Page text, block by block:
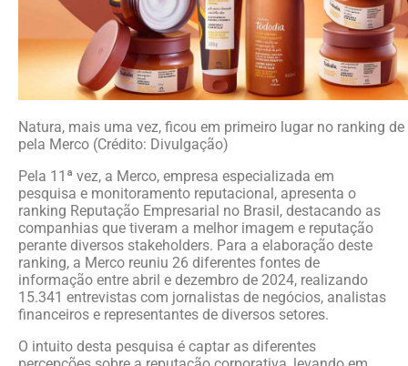
Natura, mais uma vez, ficou em primeiro lugar no ranking
pela Merco (Crédito: Divulgação)
Pela 11ª vez, a Merco, empresa especializada em
pesquisa e monitoramento reputacional, apresenta o
ranking Reputação Empresarial no Brasil, destacando as
companhias que tiveram a melhor imagem e reputação
perante diversos stakeholders. Para a elaboração deste
ranking, a Merco reuniu 26 diferentes fontes de
informação entre abril e dezembro de 2024, realizando
15.341 entrevistas com jornalistas de negócios, analistas
financeiros e representantes de diversos setores.
O intuito desta pesquisa é captar as diferentes